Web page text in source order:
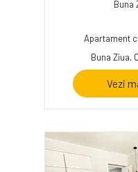
Buna
Apartament
Buna Ziua,
Vezi